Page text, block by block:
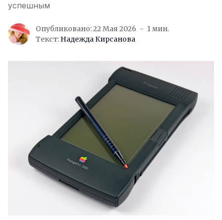
успешным
Опубликовано: 22 Мая 2026
1 мин.
Текст: Надежда Кирсанова